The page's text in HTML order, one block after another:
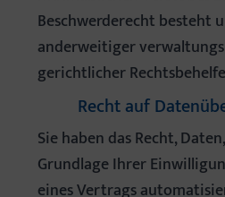
Beschwerderecht besteht
anderweitiger
gerichtlicher
Recht auf
Sie haben das Recht,
Grundlage Ihrer
eines Vertrags